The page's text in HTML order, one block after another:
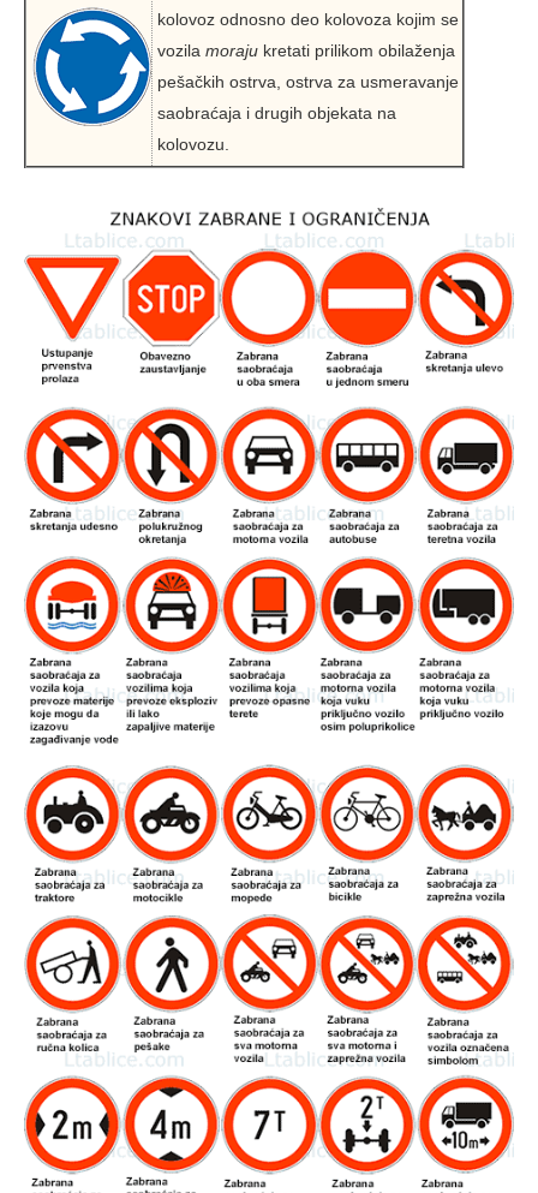
kolovoz odnosno deo kolovoza kojim se
vozila moraju kretati prilikom obilaženja
pešačkih ostrva, ostrva za usmeravanje
saobraćaja i drugih objekata na
kolovozu.